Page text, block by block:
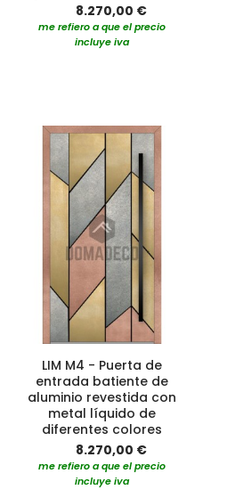
8.270,00 €
me refiero a que el precio
incluye iva
LIM M4 - Puerta de
entrada batiente de
aluminio revestida con
metal líquido de
diferentes colores
8.270,00 €
me refiero a que el precio
incluye iva